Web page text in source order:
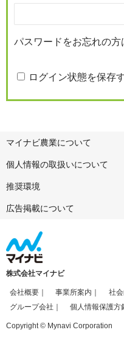
パスワードをお忘れの方
ログイン状態を保存
マイナビ農業について
個人情報の取扱いについて
推奨環境
広告掲載について
株式会社マイナビ
会社概要 事業所案内 社
グループ会社
個人情報保護方
Copyright © Mynavi Corporation